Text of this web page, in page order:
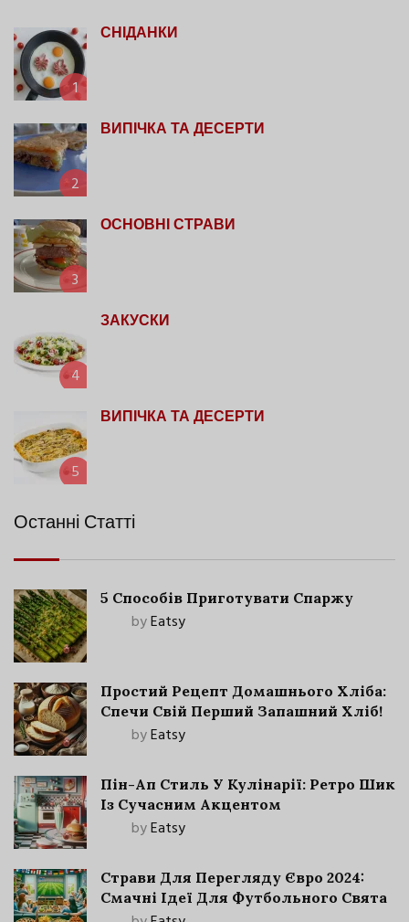
1
СНІДАНКИ
2
ВИПІЧКА ТА ДЕСЕРТИ
3
ОСНОВНІ СТРАВИ
4
ЗАКУСКИ
5
ВИПІЧКА ТА ДЕСЕРТИ
Останні Статті
5 Способів Приготувати Спаржу
byEatsy
Простий Рецепт Домашнього Хліба:
Спечи Свій Перший Запашний Хліб!
byEatsy
Пін-Ап Стиль У Кулінарії: Ретро Шик
Із Сучасним Акцентом
byEatsy
Страви Для Перегляду Євро 2024:
Смачні Ідеї Для Футбольного Свята